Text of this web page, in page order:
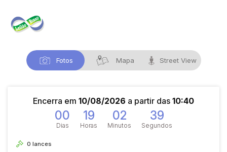
Fotos Mapa Street View
Encerra em 10/08/2026 a partir das 10:40
00
Dias
19
Horas
02
Minutos
39
Segundos
0 lances